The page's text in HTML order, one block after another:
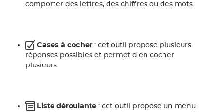
comporter des lettres, des chiffres ou des mots.
Cases à cocher : cet outil propose plusieurs
réponses possibles et permet d'en cocher
plusieurs.
Liste déroulante : cet outil propose un menu